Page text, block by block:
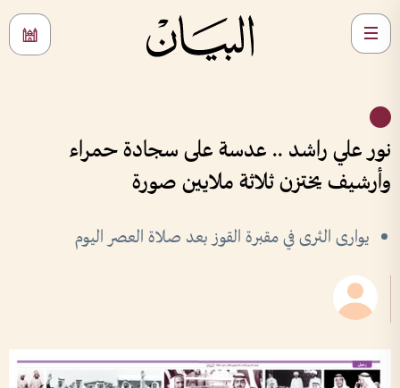
نور علي راشد .. عدسة على سجادة حمراء
وأرشيف يختزن ثلاثة ملايين صورة
يوارى الثرى في مقبرة القوز بعد صلاة العصر اليوم